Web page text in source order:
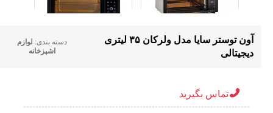
آون توستر سایا مدل ولرکان ۳۵ لیتری
دیجیتالی
دسته بندی:لوازم
اشپزخانه
تماس بگیرید